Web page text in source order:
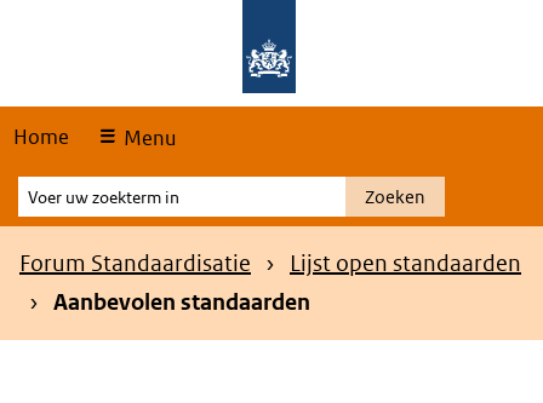
Home Menu
Voer
uw
zoekterm
Zoeken
Kruimelpad
Forum Standaardisatie
Lijst open standaarden
Aanbevolen standaarden